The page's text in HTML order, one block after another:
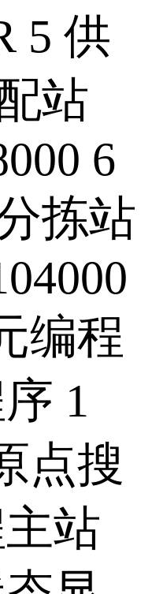
5 供
站
6
拣站
编程
1
点搜
站